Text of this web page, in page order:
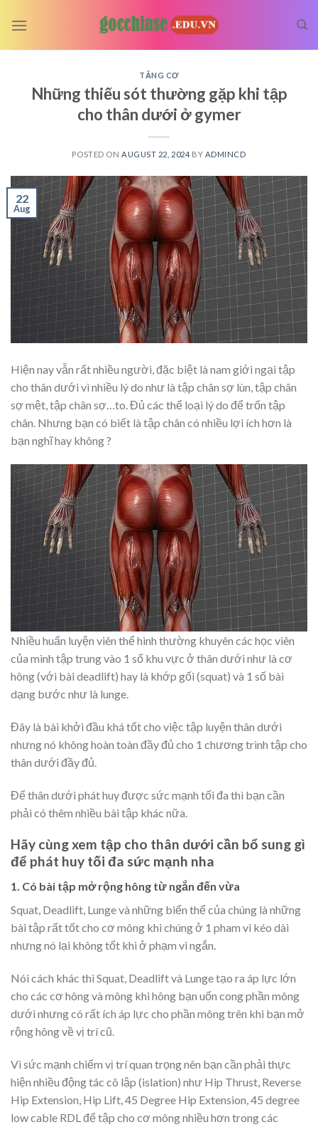
TĂNG CƠ
Những thiếu sót thường gặp khi tập
cho thân dưới ở gymer
POSTED ON AUGUST 22, 2024 BY ADMINCD
22
Aug
Hiện nay vẫn rất nhiều người, đặc biệt là nam giới ngại tập
cho thân dưới vì nhiều lý do như là tập chân sợ lùn, tập chân
sợ mệt, tập chân sợ…to. Đủ các thể loại lý do để trốn tập
chân. Nhưng bạn có biết là tập chân có nhiều lợi ích hơn là
bạn nghĩ hay không ?
Nhiều huấn luyện viên thể hình thường khuyên các học viên
của mình tập trung vào 1 số khu vực ở thân dưới như là cơ
hông (với bài deadlift) hay là khớp gối (squat) và 1 số bài
dạng bước như là lunge.
Đây là bài khởi đầu khá tốt cho việc tập luyện thân dưới
nhưng nó không hoàn toàn đầy đủ cho 1 chương trình tập cho
thân dưới đầy đủ.
Để thân dưới phát huy được sức mạnh tối đa thì bạn cần
phải có thêm nhiều bài tập khác nữa.
Hãy cùng xem tập cho thân dưới cần bổ sung gì
để phát huy tối đa sức mạnh nha
1. Có bài tập mở rộng hông từ ngắn đến vừa
Squat, Deadlift, Lunge và những biến thể của chúng là những
bài tập rất tốt cho cơ mông khi chúng ở 1 pham vi kéo dài
nhưng nó lại không tốt khi ở phạm vi ngắn.
Nói cách khác thì Squat, Deadlift và Lunge tạo ra áp lực lớn
cho các cơ hông và mông khi hông bạn uốn cong phần mông
dưới nhưng có rất ích áp lực cho phần mông trên khi bạn mở
rộng hông về vị trí cũ.
Vì sức mạnh chiếm vị trí quan trọng nên bạn cần phải thực
hiện nhiều động tác cô lập (islation) như Hip Thrust, Reverse
Hip Extension, Hip Lift, 45 Degree Hip Extension, 45 degree
low cable RDL để tập cho cơ mông nhiều hơn trong các